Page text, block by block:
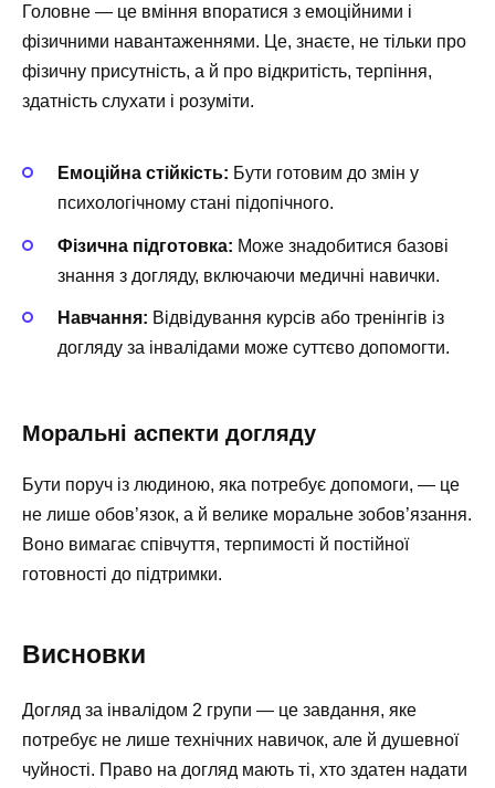
Головне — це вміння впоратися з емоційними і
фізичними навантаженнями. Це, знаєте, не тільки про
фізичну присутність, а й про відкритість, терпіння,
здатність слухати і розуміти.
Емоційна стійкість: Бути готовим до змін у
психологічному стані підопічного.
Фізична підготовка: Може знадобитися базові
знання з догляду, включаючи медичні навички.
Навчання: Відвідування курсів або тренінгів із
догляду за інвалідами може суттєво допомогти.
Моральні аспекти догляду
Бути поруч із людиною, яка потребує допомоги, — це
не лише обов’язок, а й велике моральне зобов’язання.
Воно вимагає співчуття, терпимості й постійної
готовності до підтримки.
Висновки
Догляд за інвалідом 2 групи — це завдання, яке
потребує не лише технічних навичок, але й душевної
чуйності. Право на догляд мають ті, хто здатен надати